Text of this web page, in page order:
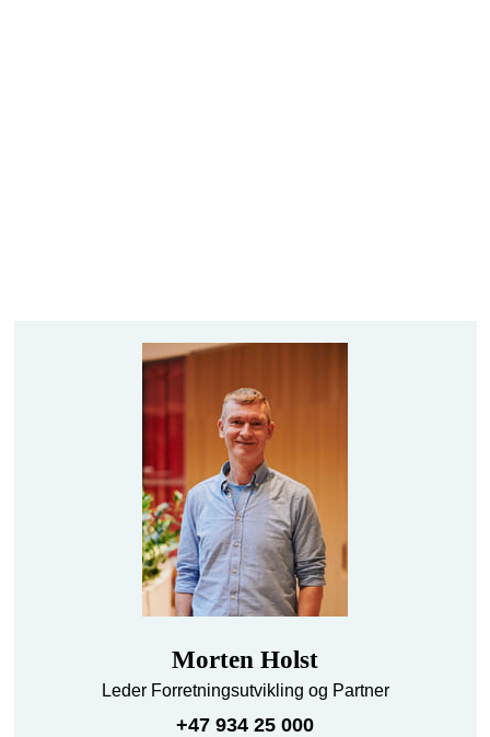
Morten Holst
Leder Forretningsutvikling og Partner
+47 934 25 000